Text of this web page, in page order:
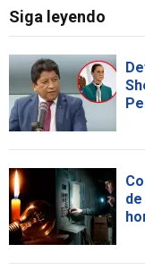
Siga leyendo